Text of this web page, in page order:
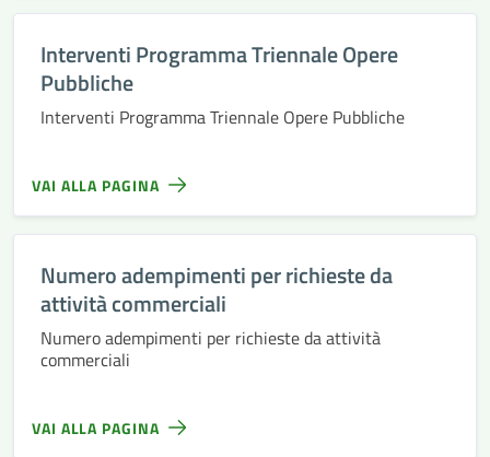
Interventi Programma Triennale Opere
Pubbliche
Interventi Programma Triennale Opere Pubbliche
VAI ALLA PAGINA
Numero adempimenti per richieste da
attività commerciali
Numero adempimenti per richieste da attività
commerciali
VAI ALLA PAGINA